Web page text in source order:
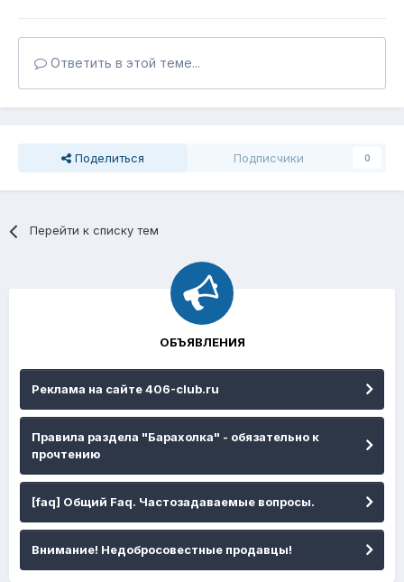
Ответить в этой теме...
Поделиться Подписчики 0
Перейти к списку тем
ОБЪЯВЛЕНИЯ
Реклама на сайте 406-club.ru
Правила раздела "Барахолка" - обязательно к
прочтению
[faq] Общий Faq. Частозадаваемые вопросы.
Внимание! Недобросовестные продавцы!